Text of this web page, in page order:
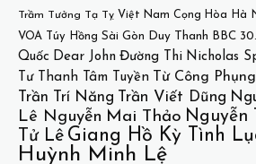
Trầm Tưởng Tạ Tỵ Việt Nam Cọng Hòa Hà
VOA
Túy Hồng Sài Gòn Duy Thanh BBC
Quốc Dear John Đường Thi Nicholas
Tư
Thanh Tâm Tuyền Từ Công Phụng
Trần Trí Năng
Trần Viết Dũng
Lê Nguyễn Mai Thảo Nguyễn
Tử Lê Giang Hồ Kỳ Tình
Huỳnh Minh Lệ